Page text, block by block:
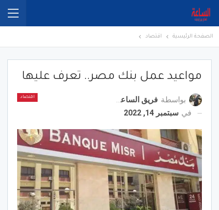
الصفحة الرئيسية اقتصاد
مواعيد عمل بنك مصر.. تعرف عليها
اقتصاد بواسطة فريق الساعة برس
في سبتمبر 14, 2022